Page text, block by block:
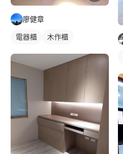
廖健章
電器櫃 木作櫃